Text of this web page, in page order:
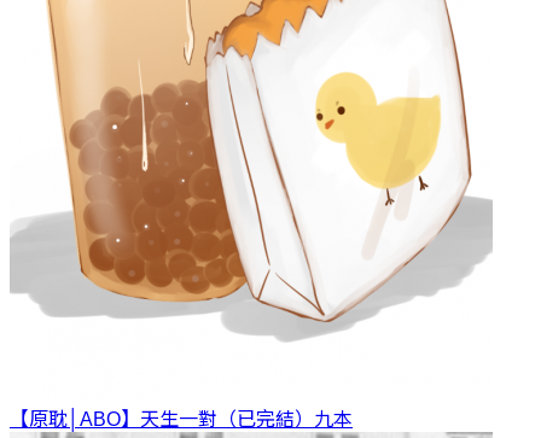
【原耽│ABO】天生一對（已完結） 九本